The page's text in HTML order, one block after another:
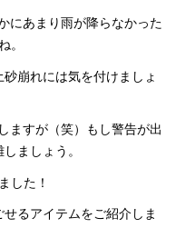
にあまり雨が降らなかった
。
崩れには気を付けましょ
ますが（笑）もし警告が出
ましょう。
した！
るアイテムをご紹介しま